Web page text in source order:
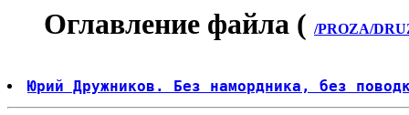
Оглавление файла ( /PROZA/
Юрий Дружников. Без намордника, без